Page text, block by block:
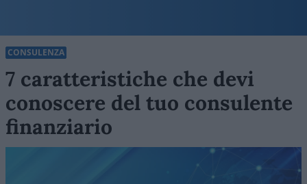
CONSULENZA
7 caratteristiche che devi
conoscere del tuo consulente
finanziario